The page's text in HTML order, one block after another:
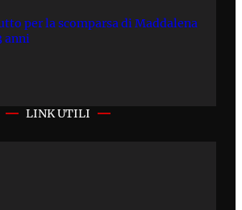
per la scomparsa di Maddalena
anni
LINK UTILI